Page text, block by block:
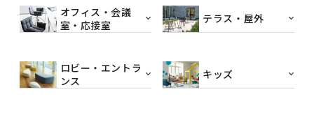
オフィス・会議
室・応接室
テラス・屋外
ロビー・エントラ
ンス
キッズ